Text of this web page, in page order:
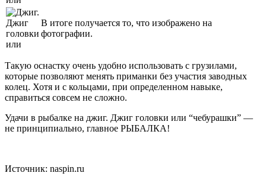
В итоге получается то, что изображено на
фотографии.
Такую оснастку очень удобно использовать с грузилами,
которые позволяют менять приманки без участия заводных
колец. Хотя и с кольцами, при определенном навыке,
справиться совсем не сложно.
Удачи в рыбалке на джиг. Джиг головки или “чебурашки” —
не принципиально, главное РЫБАЛКА!
Источник: naspin.ru